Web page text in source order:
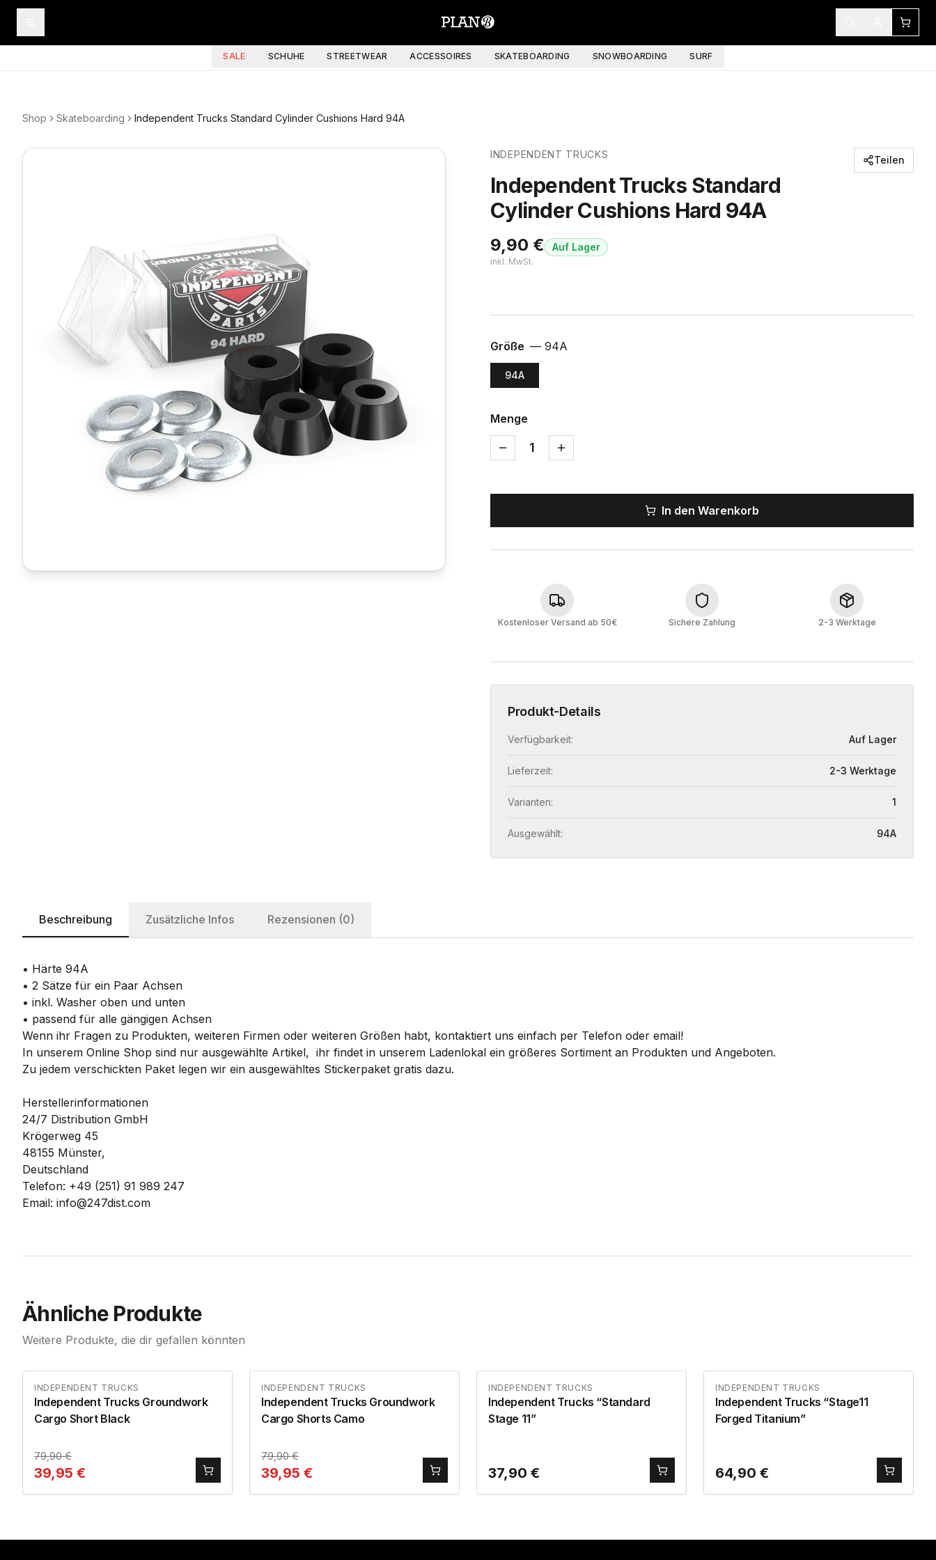
SALE SCHUHE STREETWEAR ACCESSOIRES SKATEBOARDING SNOWBOARDING SURF
Shop Skateboarding Independent Trucks Standard Cylinder Cushions Hard 94A
INDEPENDENT TRUCKS
Independent Trucks Standard
Cylinder Cushions Hard 94A
9,90 €
inkl. MwSt.
Auf Lager
Teilen
Größe — 94A
94A
Menge
1
In den Warenkorb
Kostenloser Versand ab 50€ Sichere Zahlung 2-3 Werktage
Produkt-Details
Verfügbarkeit: Auf Lager
Lieferzeit: 2-3 Werktage
Varianten: 1
Ausgewählt: 94A
Beschreibung Zusätzliche Infos Rezensionen (0)
• Härte 94A
• 2 Sätze für ein Paar Achsen
• inkl. Washer oben und unten
• passend für alle gängigen Achsen
Wenn ihr Fragen zu Produkten, weiteren Firmen oder weiteren Größen habt, kontaktiert uns einfach per Telefon oder email!
In unserem Online Shop sind nur ausgewählte Artikel, ihr findet in unserem Ladenlokal ein größeres Sortiment an Produkten und Angeboten.
Zu jedem verschickten Paket legen wir ein ausgewähltes Stickerpaket gratis dazu.
Herstellerinformationen
24/7 Distribution GmbH
Krögerweg 45
48155 Münster,
Deutschland
Telefon: +49 (251) 91 989 247
Email: info@247dist.com
Ähnliche Produkte
Weitere Produkte, die dir gefallen könnten
INDEPENDENT TRUCKS
Independent Trucks Groundwork
Cargo Short Black
79,90€
39,95 €
INDEPENDENT TRUCKS
Independent Trucks Groundwork
Cargo Shorts Camo
79,90€
39,95 €
INDEPENDENT TRUCKS
Independent Trucks “Standard
Stage 11”
37,90 €
INDEPENDENT TRUCKS
Independent Trucks “Stage11
Forged Titanium”
64,90 €